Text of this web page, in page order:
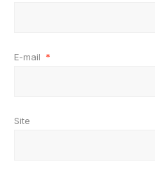
E-mail *
Site